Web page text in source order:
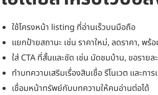
ใช้โครงหน้า listing ที่อ่านเร็วบนมือถือ
แยกป้ายสถานะ เช่น ราคาใหม่, ลดราคา, พร้อ
ใส่ CTA ที่สั้นและชัด เช่น นัดชมบ้าน, ขอรายล
ทำบทความเสริมเรื่องสินเชื่อ รีโนเวต และกา
เชื่อมหน้าทรัพย์กับบทความให้คนอ่านต่อได้